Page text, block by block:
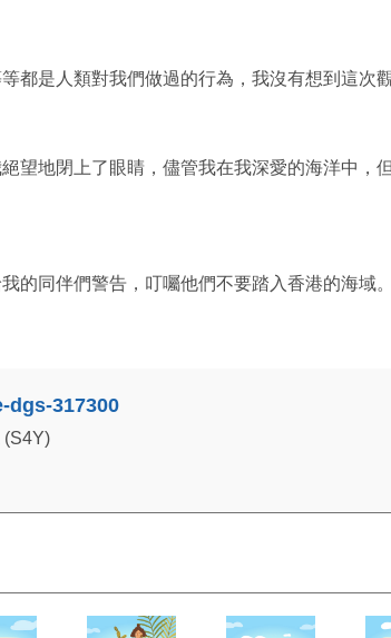
都是人類對我們做過的行為， 我沒有想到這次
望地閉上了眼睛， 儘管我在我深愛的海洋中，
的同伴們警告， 叮囑他們不要踏入香港的海域
dgs-317300
(S4Y)